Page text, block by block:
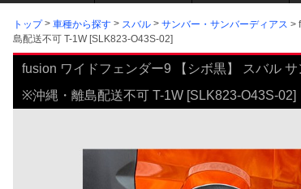
トップ 車種から探す スバル サンバー・サンバーディアス
島配送不可 T-1W [SLK823-O43S-02]
fusion ワイドフェンダー9 【シボ黒】 スバル
※沖縄・離島配送不可 T-1W [SLK823-O43S-02]